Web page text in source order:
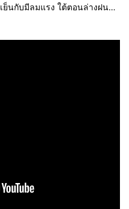
เย็นกับมีลมแรง ใต้ตอนล่างฝน